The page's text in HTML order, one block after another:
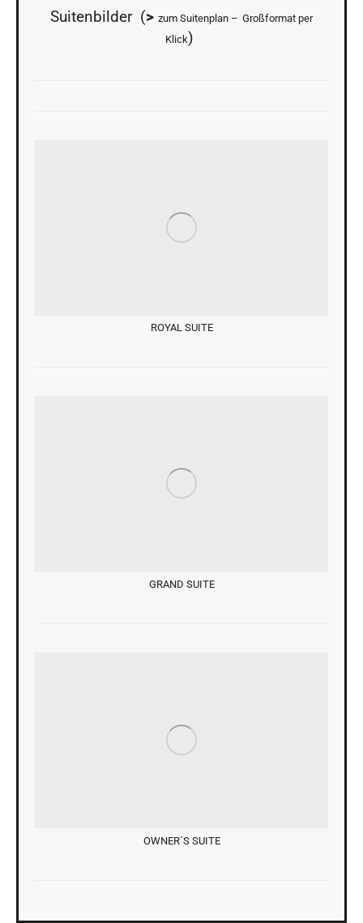
Suitenbilder (> zum Suitenplan – Großformat per
Klick)
ROYAL SUITE
GRAND SUITE
OWNER´S SUITE